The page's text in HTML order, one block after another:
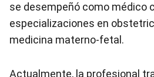
se desempeñó como médico
especializaciones en
medicina materno-fetal.
Actualmente, la profesional